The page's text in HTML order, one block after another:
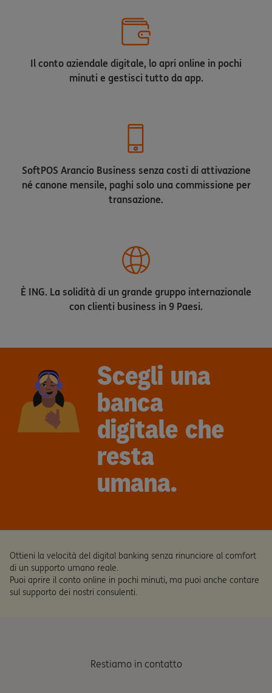
Il conto aziendale digitale, lo apri online in pochi
minuti e gestisci tutto da app.
SoftPOS Arancio Business senza costi di attivazione
né canone mensile, paghi solo una commissione per
transazione.
È ING. La solidità di un grande gruppo internazionale
con clienti business in 9 Paesi.
Scegli una
banca
digitale che
resta
umana.
Ottieni la velocità del digital banking senza rinunciare al comfort
di un supporto umano reale.
Puoi aprire il conto online in pochi minuti, ma puoi anche contare
sul supporto dei nostri consulenti.
Restiamo in contatto